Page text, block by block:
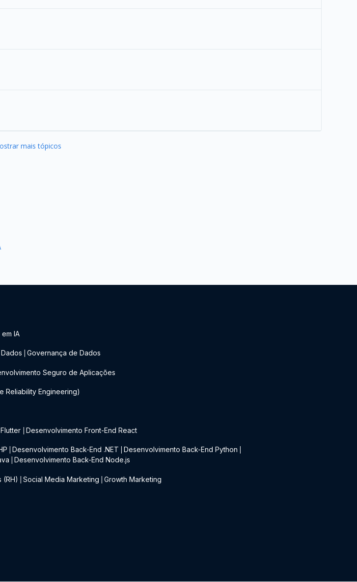
mais tópicos
IA
Governança de Dados
Seguro de Aplicações
Reliability Engineering)
Desenvolvimento Front-End React
Desenvolvimento Back-End .NET Desenvolvimento Back-End Python
Desenvolvimento Back-End Node.js
(RH) Social Media Marketing Growth Marketing